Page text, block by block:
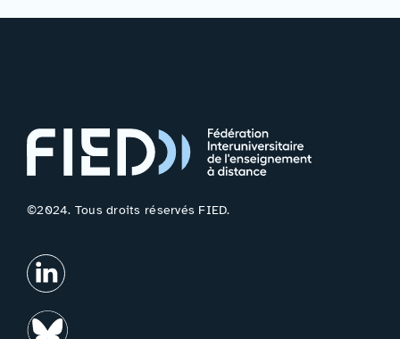
©2024. Tous droits réservés FIED.